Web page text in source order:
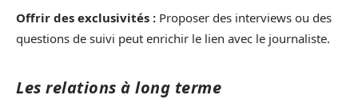
Offrir des exclusivités : Proposer des interviews ou des
questions de suivi peut enrichir le lien avec le journaliste.
Les relations à long terme